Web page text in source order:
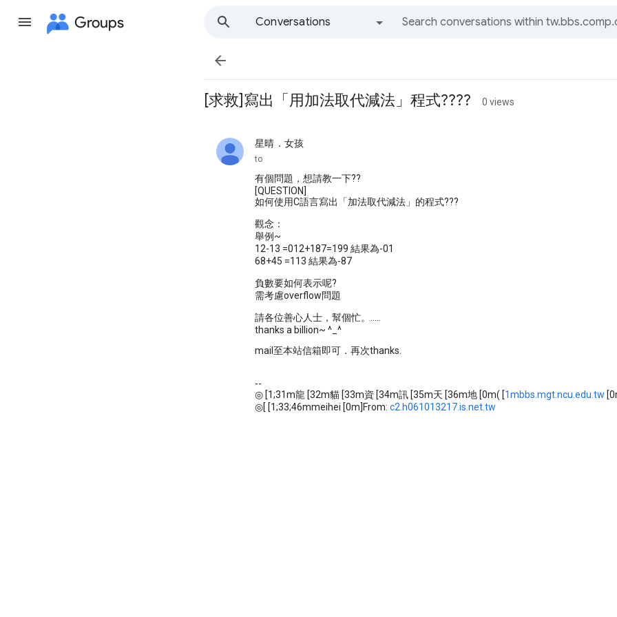
Groups
Conversations

[求救]寫出「用加法取代減法」程式???? 0 views
星晴．女孩
unread,
to
有個問題，想請教一下??
[QUESTION]
如何使用C語言寫出「加法取代減法」的程式???
觀念：
舉例~
12-13 =012+187=199 結果為-01
68+45 =113 結果為-87
負數要如何表示呢?
需考慮overflow問題
請各位善心人士，幫個忙。.....
thanks a billion~ ^_^
mail至本站信箱即可．再次thanks.
--
◎ [1;31m龍 [32m貓 [33m資 [34m訊 [35m天 [36m地 [0m( [1mbbs.mgt.ncu.edu.tw
◎[ [1;33;46mmeihei [0m]From: c2.h061013217.is.net.tw